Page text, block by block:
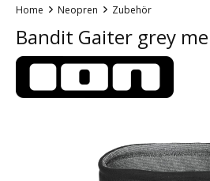
Home Neopren Zubehör
Bandit Gaiter grey
Bildergalerie überspringen